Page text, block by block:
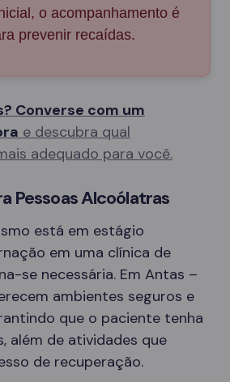
o acompanhamento é
prevenir recaídas.
Converse com um
e descubra qual
adequado para você.
Pessoas Alcoólatras
está em estágio
em uma clínica de
se necessária. Em Antas –
ambientes seguros e
que o paciente tenha
além de atividades que
de recuperação.